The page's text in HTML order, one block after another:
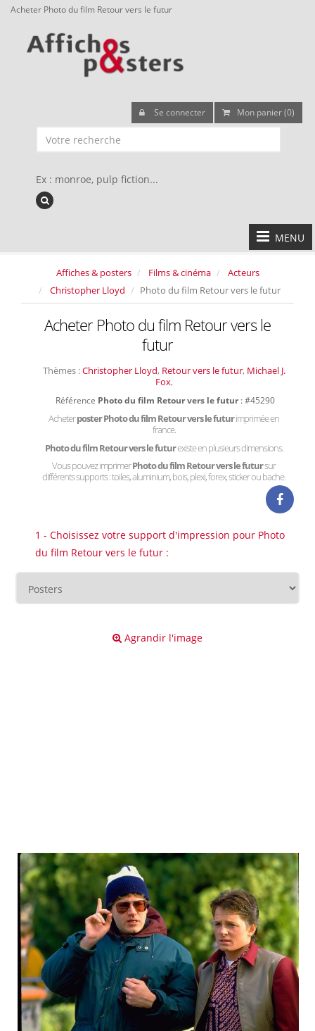
Acheter Photo du film Retour vers le futur
Se connecter Mon panier (0)
Ex : monroe, pulp fiction...
MENU
Affiches & posters Films & cinéma
Acteurs
Christopher Lloyd
Photo du film Retour vers le futur
Acheter Photo du film Retour vers le
futur
Thèmes :Christopher Lloyd, Retour vers le futur, Michael J.
Fox,
Référence Photo du film Retour vers le futur: #45290
Acheterposter Photo du film Retour vers le futurimprimée en
france.
Photo du film Retour vers le futurexiste en plusieurs dimensions.
Vous pouvez imprimerPhoto du film Retour vers le futursur
différents supports : toiles, aluminium, bois, plexi, forex, sticker ou bache.
1 - Choisissez votre support d'impression pour Photo
du film Retour vers le futur :
Agrandir l'image